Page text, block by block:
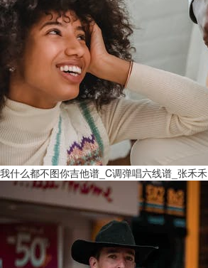
我什么都不图你吉他谱_C调弹唱六线谱_张禾禾